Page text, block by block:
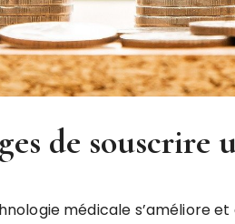
de souscrire
médicale s’améliore